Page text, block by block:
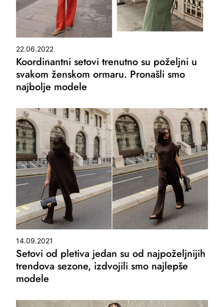
22.06.2022
Koordinantni setovi trenutno su poželjni u
svakom ženskom ormaru. Pronašli smo
najbolje modele
14.09.2021
Setovi od pletiva jedan su od najpoželjnijih
trendova sezone, izdvojili smo najlepše
modele